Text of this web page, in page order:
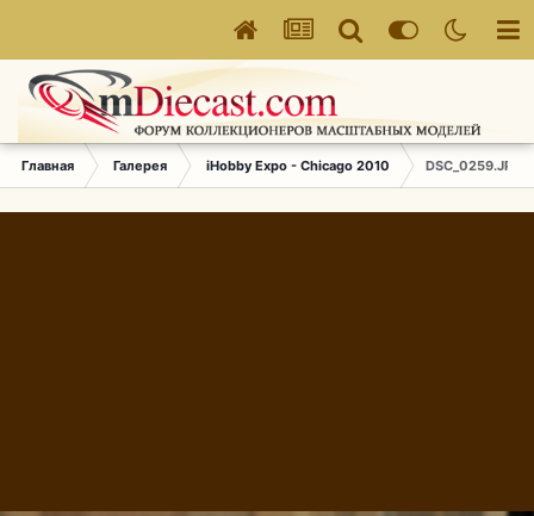
Главная Галерея iHobby Expo - Chicago 2010 DSC_0259.JPG